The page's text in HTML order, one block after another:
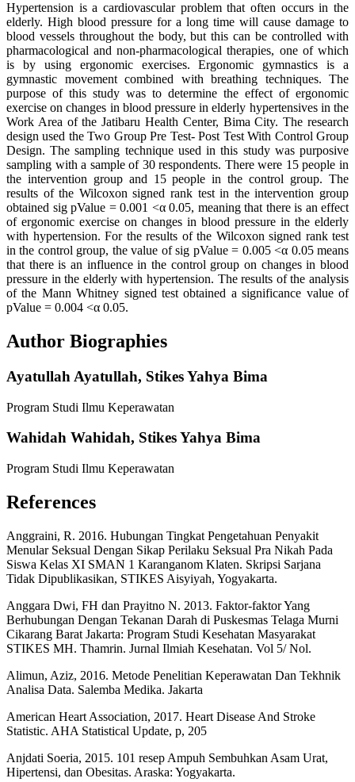
Hypertension is a cardiovascular problem that often occurs in the
elderly. High blood pressure for a long time will cause damage to
blood vessels throughout the body, but this can be controlled with
pharmacological and non-pharmacological therapies, one of which
is by using ergonomic exercises. Ergonomic gymnastics is a
gymnastic movement combined with breathing techniques. The
purpose of this study was to determine the effect of ergonomic
exercise on changes in blood pressure in elderly hypertensives in the
Work Area of the Jatibaru Health Center, Bima City. The research
design used the Two Group Pre Test- Post Test With Control Group
Design. The sampling technique used in this study was purposive
sampling with a sample of 30 respondents. There were 15 people in
the intervention group and 15 people in the control group. The
results of the Wilcoxon signed rank test in the intervention group
obtained sig pValue = 0.001 <α 0.05, meaning that there is an effect
of ergonomic exercise on changes in blood pressure in the elderly
with hypertension. For the results of the Wilcoxon signed rank test
in the control group, the value of sig pValue = 0.005 <α 0.05 means
that there is an influence in the control group on changes in blood
pressure in the elderly with hypertension. The results of the analysis
of the Mann Whitney signed test obtained a significance value of
pValue = 0.004 <α 0.05.
Author Biographies
Ayatullah Ayatullah, Stikes Yahya Bima
Program Studi Ilmu Keperawatan
Wahidah Wahidah, Stikes Yahya Bima
Program Studi Ilmu Keperawatan
References
Anggraini, R. 2016. Hubungan Tingkat Pengetahuan Penyakit
Menular Seksual Dengan Sikap Perilaku Seksual Pra Nikah Pada
Siswa Kelas XI SMAN 1 Karanganom Klaten. Skripsi Sarjana
Tidak Dipublikasikan, STIKES Aisyiyah, Yogyakarta.
Anggara Dwi, FH dan Prayitno N. 2013. Faktor-faktor Yang
Berhubungan Dengan Tekanan Darah di Puskesmas Telaga Murni
Cikarang Barat Jakarta: Program Studi Kesehatan Masyarakat
STIKES MH. Thamrin. Jurnal Ilmiah Kesehatan. Vol 5/ Nol.
Alimun, Aziz, 2016. Metode Penelitian Keperawatan Dan Tekhnik
Analisa Data. Salemba Medika. Jakarta
American Heart Association, 2017. Heart Disease And Stroke
Statistic. AHA Statistical Update, p, 205
Anjdati Soeria, 2015. 101 resep Ampuh Sembuhkan Asam Urat,
Hipertensi, dan Obesitas. Araska: Yogyakarta.